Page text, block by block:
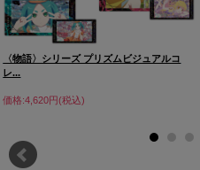
〈物語〉シリーズ プリズムビジュアルコ
レ...
価格:4,620円(税込)